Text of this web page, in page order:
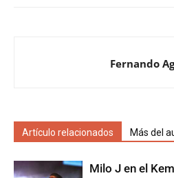
Fernando
Artículo relacionados Más del
Milo J en el